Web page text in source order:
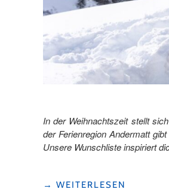
In der Weihnachtszeit stellt
der Ferienregion Andermatt
Unsere Wunschliste inspiriert
"DIE
→ WEITERLESEN